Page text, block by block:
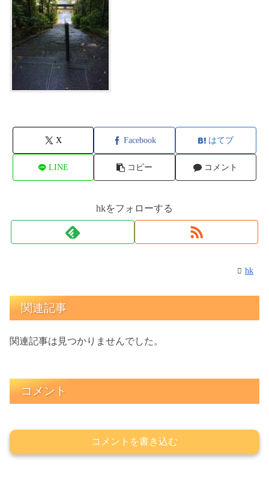
X Facebook はてブ
LINE コピー コメント
hkをフォローする
hk
関連記事
関連記事は見つかりませんでした。
コメント
コメントを書き込む